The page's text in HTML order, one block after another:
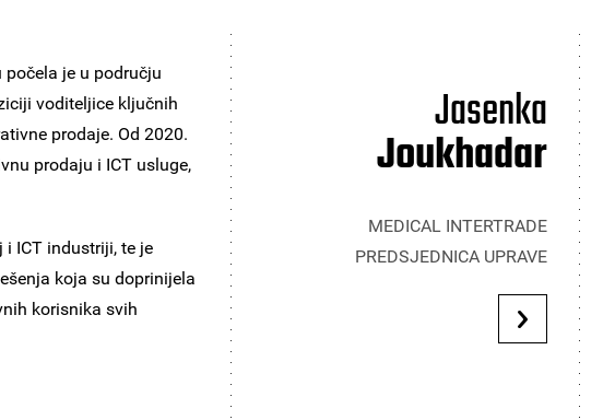
Jasenka
Joukhadar
MEDICAL INTERTRADE
PREDSJEDNICA UPRAVE
je u području
voditeljice ključnih
prodaje. Od 2020.
prodaju i ICT usluge,
ICT industriji, te je
koja su doprinijela
korisnika svih